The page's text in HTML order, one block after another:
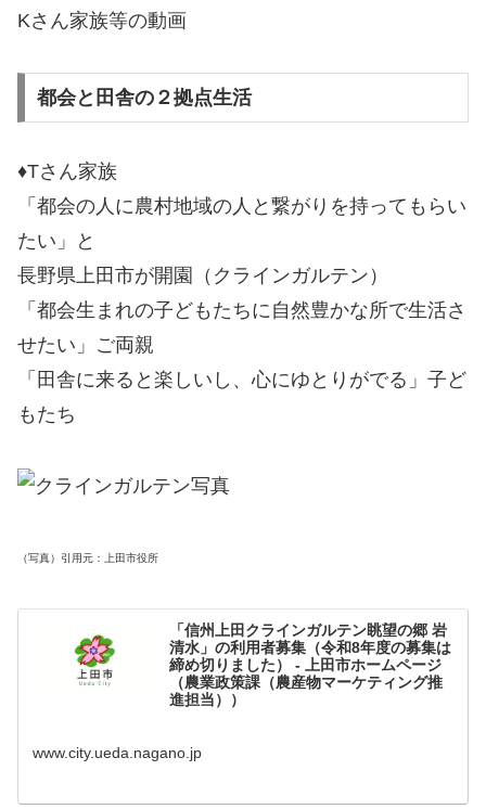
Kさん家族等の動画
都会と田舎の２拠点生活
♦Tさん家族
「都会の人に農村地域の人と繋がりを持ってもらい
たい」と
長野県上田市が開園（クラインガルテン）
「都会生まれの子どもたちに自然豊かな所で生活さ
せたい」ご両親
「田舎に来ると楽しいし、心にゆとりがでる」子ど
もたち
（写真）引用元：上田市役所
「信州上田クラインガルテン眺望の郷 岩
清水」の利用者募集（令和8年度の募集は
締め切りました） - 上田市ホームページ
（農業政策課（農産物マーケティング推
進担当））
www.city.ueda.nagano.jp